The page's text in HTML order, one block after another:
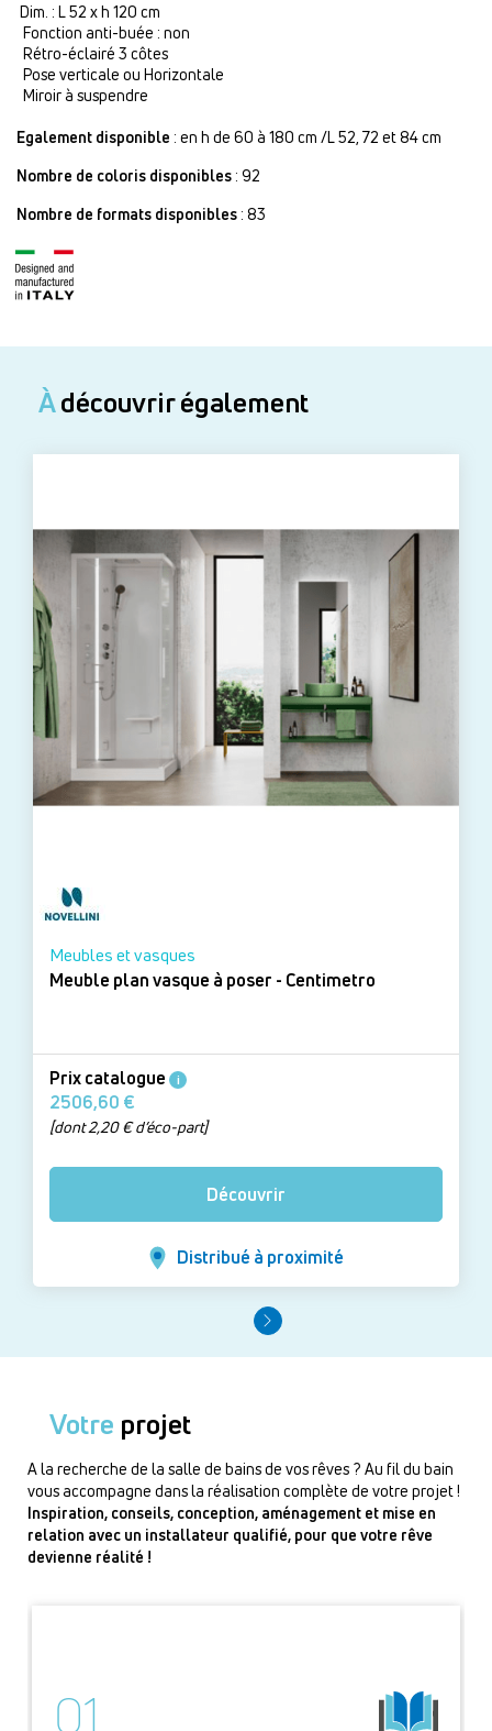
Dim. : L 52 x h 120 cm
Fonction anti-buée : non
Rétro-éclairé 3 côtes
Pose verticale ou Horizontale
Miroir à suspendre
Egalement disponible : en h de 60 à 180 cm /L 52, 72 et 84 cm
Nombre de coloris disponibles : 92
Nombre de formats disponibles : 83
Àdécouvrir également
Meubles et vasques
Meuble plan vasque à poser - Centimetro
Prix catalogue i
2506,60 €
[dont 2,20 € d’éco-part]
Découvrir
Distribué à proximité
Votre projet
A la recherche de la salle de bains de vos rêves ? Au fil du bain
vous accompagne dans la réalisation complète de votre projet !
Inspiration, conseils, conception, aménagement et mise en
relation avec un installateur qualifié, pour que votre rêve
devienne réalité !
01.